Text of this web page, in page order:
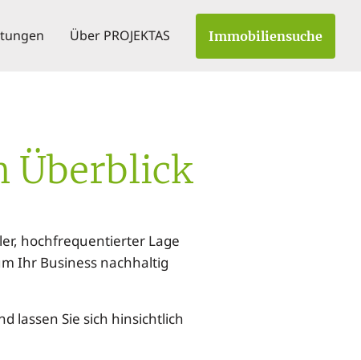
Über PROJEKTAS Immobiliensuche
Überblick
hochfrequentierter Lage
Ihr Business nachhaltig
lassen Sie sich hinsichtlich